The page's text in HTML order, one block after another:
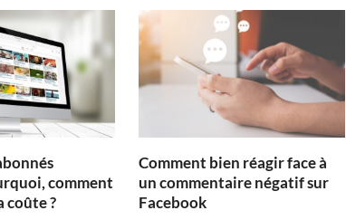
comment
coûte ?
Comment bien réagir face à
un commentaire négatif sur
Facebook